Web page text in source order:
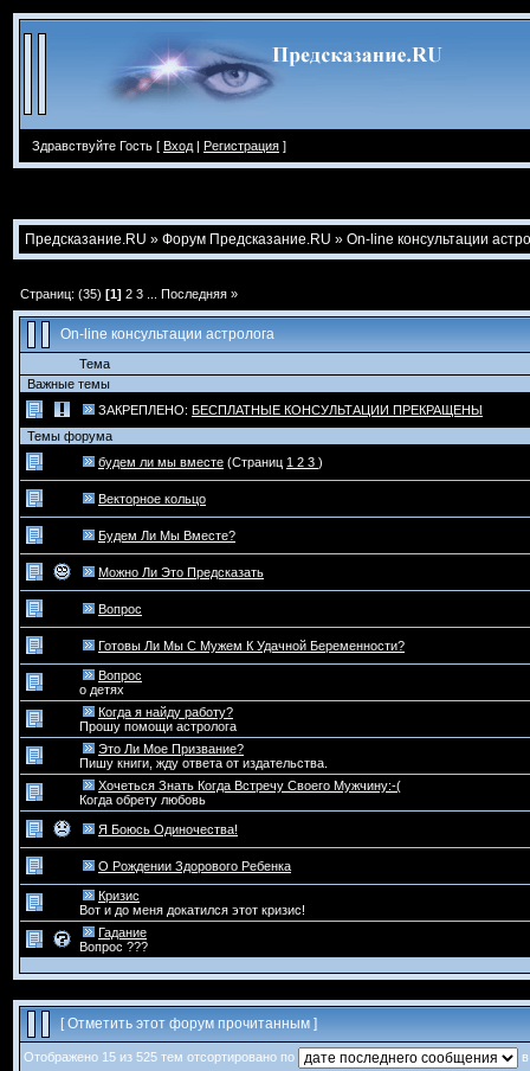
Здравствуйте Гость [ Вход | Регистрация ]
Предсказание.RU » Форум Предсказание.RU » On-line консультации
Страниц: (35) [1] 2 3 Последняя »
On-line консультации астролога
Тема
Важные темы
ЗАКРЕПЛЕНО: БEСПЛАТНЫЕ КОНСУЛЬТАЦИИ ПРЕКРАЩЕНЫ
Темы форума
будем ли мы вместе (Страниц 1 2 3 )
Векторное кольцо
Будем Ли Мы Вместе?
Можно Ли Это Предсказать
Вопрос
Готовы Ли Мы С Мужем К Удачной Беременности?
Вопрос
о детях
Когда я найду работу?
Прошу помощи астролога
Это Ли Мое Призвание?
Пишу книги, жду ответа от издательства.
Хочеться Знать Когда Встречу Своего Мужчину:-(
Когда обрету любовь
Я Боюсь Одиночества!
О Рождении Здорового Ребенка
Кризис
Вот и до меня докатился этот кризис!
Гадание
Вопрос ???
[Отметить этот форум прочитанным ]
Отображено 15 из 525 тем отсортировано по